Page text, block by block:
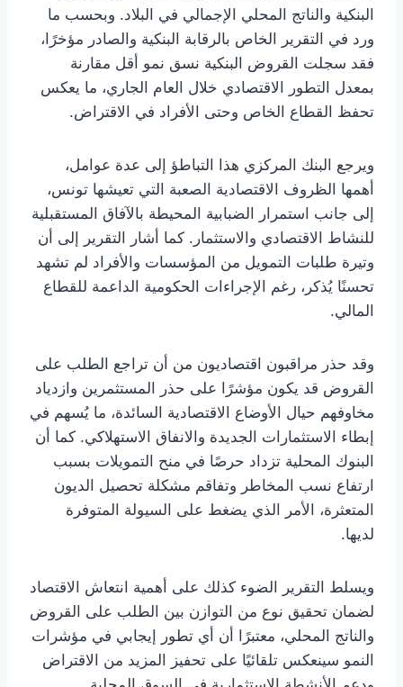
البنكية والناتج المحلي الإجمالي في البلاد. وبحسب ما
ورد في التقرير الخاص بالرقابة البنكية والصادر مؤخرًا،
فقد سجلت القروض البنكية نسق نمو أقل مقارنة
بمعدل التطور الاقتصادي خلال العام الجاري، ما يعكس
تحفظ القطاع الخاص وحتى الأفراد في الاقتراض.
ويرجع البنك المركزي هذا التباطؤ إلى عدة عوامل،
أهمها الظروف الاقتصادية الصعبة التي تعيشها تونس،
إلى جانب استمرار الضبابية المحيطة بالآفاق المستقبلية
للنشاط الاقتصادي والاستثمار. كما أشار التقرير إلى أن
وتيرة طلبات التمويل من المؤسسات والأفراد لم تشهد
تحسنًا يُذكر، رغم الإجراءات الحكومية الداعمة للقطاع
المالي.
وقد حذر مراقبون اقتصاديون من أن تراجع الطلب على
القروض قد يكون مؤشرًا على حذر المستثمرين وازدياد
مخاوفهم حيال الأوضاع الاقتصادية السائدة، ما يُسهم في
إبطاء الاستثمارات الجديدة والانفاق الاستهلاكي. كما أن
البنوك المحلية تزداد حرصًا في منح التمويلات بسبب
ارتفاع نسب المخاطر وتفاقم مشكلة تحصيل الديون
المتعثرة، الأمر الذي يضغط على السيولة المتوفرة
لديها.
ويسلط التقرير الضوء كذلك على أهمية انتعاش الاقتصاد
لضمان تحقيق نوع من التوازن بين الطلب على القروض
والناتج المحلي، معتبرًا أن أي تطور إيجابي في مؤشرات
النمو سينعكس تلقائيًا على تحفيز المزيد من الاقتراض